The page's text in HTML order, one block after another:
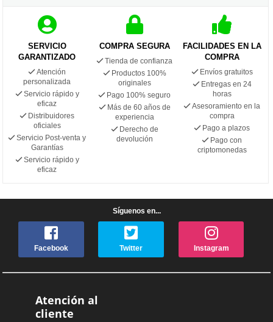
SERVICIO
GARANTIZADO
Atención
personalizada
Servicio rápido y
eficaz
Distribuidores
oficiales
Servicio Post-venta y
Garantías
Servicio rápido y
eficaz
COMPRA SEGURA
Tienda de confianza
Productos 100%
originales
Pago 100% seguro
Más de 60 años de
experiencia
Derecho de
devolución
FACILIDADES EN LA
COMPRA
Envíos gratuitos
Entregas en 24
horas
Asesoramiento en la
compra
Pago a plazos
Pago con
criptomonedas
Síguenos en...
Facebook Twitter Instagram
Atención al
cliente